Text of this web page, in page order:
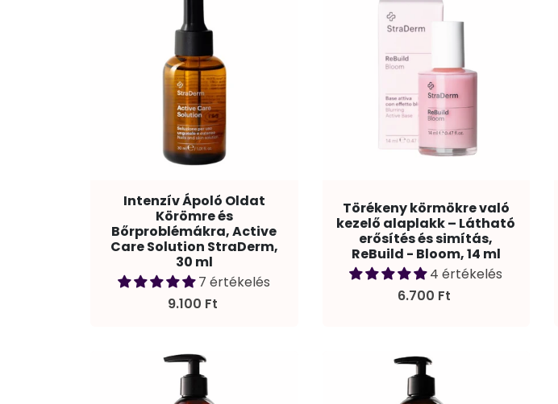
Intenzív Ápoló Oldat
Körömre és
Bőrproblémákra, Active
Care Solution StraDerm,
30 ml
7 értékelés
9.100 Ft
Törékeny körmökre való
kezelő alaplakk – Látható
erősítés és simítás,
ReBuild - Bloom, 14 ml
4 értékelés
6.700 Ft